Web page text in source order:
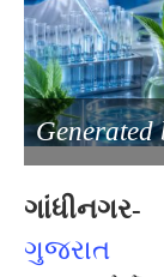
Generated
ગાંધીનગર-
ગુજરાત